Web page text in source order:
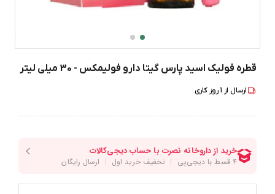
قطره فولیک اسید پارس گیتا دارو فولیمکس - 30 میلی لیتر
ارسال از 1روز کاری